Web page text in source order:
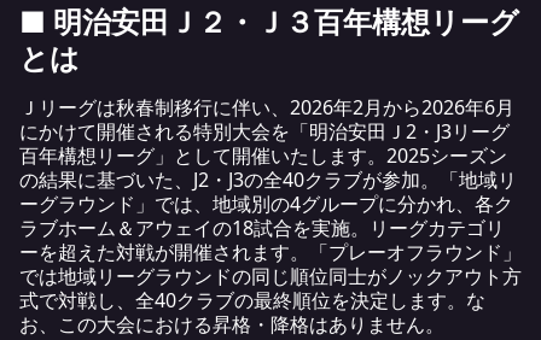
■ 明治安田Ｊ２・Ｊ３百年構想リーグ
とは
Ｊリーグは秋春制移行に伴い、2026年2月から2026年6月
にかけて開催される特別大会を「明治安田Ｊ2・J3リーグ
百年構想リーグ」として開催いたします。2025シーズン
の結果に基づいた、J2・J3の全40クラブが参加。「地域リ
ーグラウンド」では、地域別の4グループに分かれ、各ク
ラブホーム＆アウェイの18試合を実施。リーグカテゴリ
ーを超えた対戦が開催されます。「プレーオフラウンド」
では地域リーグラウンドの同じ順位同士がノックアウト方
式で対戦し、全40クラブの最終順位を決定します。な
お、この大会における昇格・降格はありません。